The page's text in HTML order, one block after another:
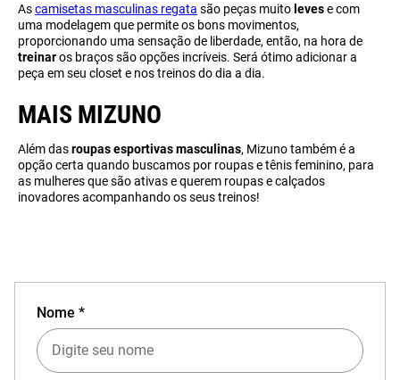
Ascamisetas masculinas regata são peças muito levese com
uma modelagem que permite os bons movimentos,
proporcionando uma sensação de liberdade, então, na hora de
treinaros braços são opções incríveis. Será ótimo adicionar a
peça em seu closet e nos treinos do dia a dia.
MAIS MIZUNO
Além dasroupas esportivas masculinas, Mizuno também é a
opção certa quando buscamos por roupas e tênis feminino, para
as mulheres que são ativas e querem roupas e calçados
inovadores acompanhando os seus treinos!
Nome *